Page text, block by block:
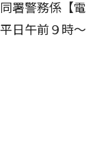
署警務係【電
日午前９時〜